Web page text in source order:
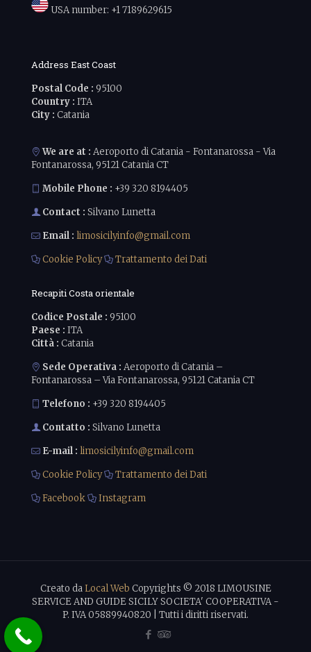
USA number: +1 7189629615
Address East Coast
Postal Code : 95100
Country : ITA
City : Catania
We are at : Aeroporto di Catania - Fontanarossa - Via
Fontanarossa, 95121 Catania CT
Mobile Phone : +39 320 8194405
Contact : Silvano Lunetta
Email : limosicilyinfo@gmail.com
Cookie Policy
Trattamento dei Dati
Recapiti Costa orientale
Codice Postale : 95100
Paese : ITA
Città : Catania
Sede Operativa : Aeroporto di Catania –
Fontanarossa – Via Fontanarossa, 95121 Catania CT
Telefono : +39 320 8194405
Contatto : Silvano Lunetta
E-mail : limosicilyinfo@gmail.com
Cookie Policy
Trattamento dei Dati
Facebook
Instagram
Creato daLocal Web Copyrights © 2018 LIMOUSINE
SERVICE AND GUIDE SICILY SOCIETA' COOPERATIVA -
P. IVA 05889940820 | Tutti i diritti riservati.